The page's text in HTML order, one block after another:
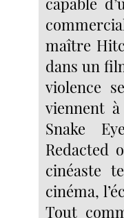
maître
dans un
violence
viennent
Snake
Redacted
cinéaste
cinéma,
Tout